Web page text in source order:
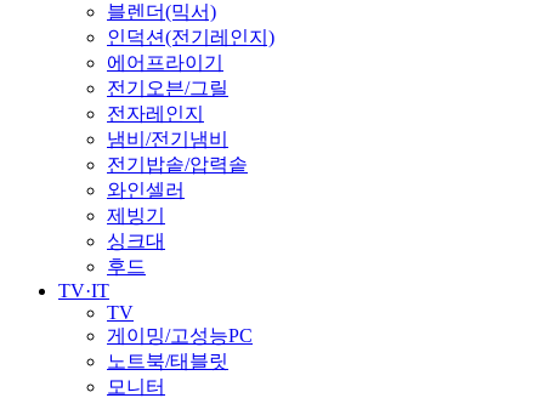
블렌더(믹서)
인덕션(전기레인지)
에어프라이기
전기오븐/그릴
전자레인지
냄비/전기냄비
전기밥솥/압력솥
와인셀러
제빙기
싱크대
후드
TV·IT
TV
게이밍/고성능PC
노트북/태블릿
모니터